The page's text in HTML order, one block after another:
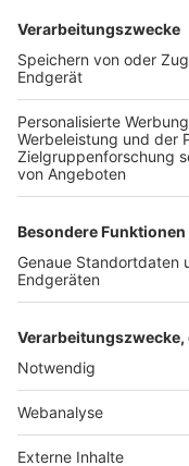
TOP-VEREINE
TOP-PARTNER
Nutzungsbedingungen